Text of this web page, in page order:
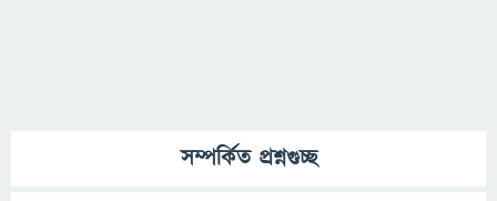
সম্পর্কিত প্রশ্নগুচ্ছ